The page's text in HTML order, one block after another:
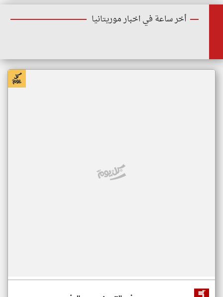
أخر ساعة في اخبار موريتانيا